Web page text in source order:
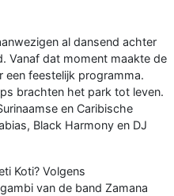
al dansend achter
Vanaf dat moment maakte de
een feestelijk programma.
brachten het park tot leven.
en Caribische
Black Harmony en DJ
Koti? Volgens
van de band Zamana